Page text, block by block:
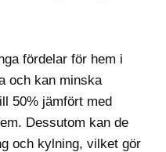
fördelar för hem i
och kan minska
50% jämfört med
Dessutom kan de
och kylning, vilket gör